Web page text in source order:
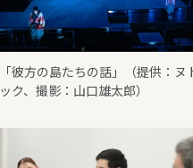
「彼方の島たちの話」（提供：ヌ
ック、撮影：山口雄太郎）